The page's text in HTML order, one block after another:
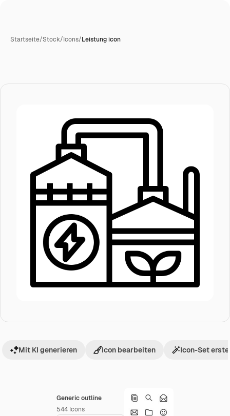
Startseite/Stock/Icons/Leistung icon
Generic outline
544 Icons
Mit KI generieren Icon bearbeiten Icon-Set